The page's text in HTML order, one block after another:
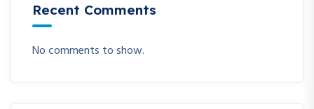
Recent Comments
No comments to show.